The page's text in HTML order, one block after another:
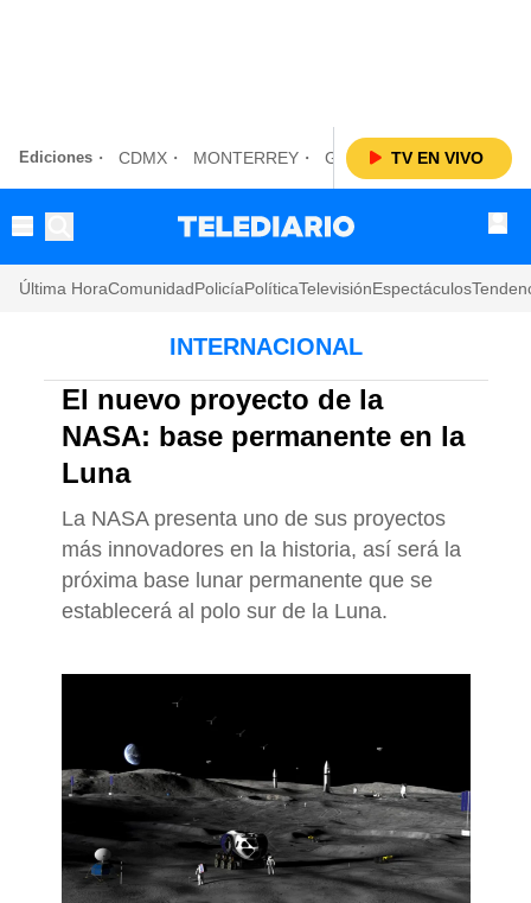
Ediciones CDMX MONTERREY GUADALAJARATV EN VIVO
Última HoraComunidadPolicíaPolíticaTelevisiónEspectáculos
INTERNACIONAL
El nuevo proyecto de la
NASA: base permanente en la
Luna
La NASA presenta uno de sus proyectos
más innovadores en la historia, así será la
próxima base lunar permanente que se
establecerá al polo sur de la Luna.